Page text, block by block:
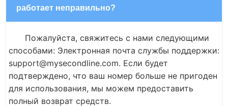
работает неправильно?
Пожалуйста, свяжитесь с нами следующими
способами: Электронная почта службы поддержки:
support@mysecondline.com. Если будет
подтверждено, что ваш номер больше не пригоден
для использования, мы можем предоставить
полный возврат средств.